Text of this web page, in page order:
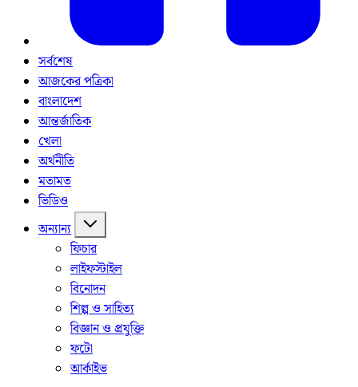
সর্বশেষ
আজকের পত্রিকা
বাংলাদেশ
আন্তর্জাতিক
খেলা
অর্থনীতি
মতামত
ভিডিও
অন্যান্য
ফিচার
লাইফস্টাইল
বিনোদন
শিল্প ও সাহিত্য
বিজ্ঞান ও প্রযুক্তি
ফটো
আর্কাইভ